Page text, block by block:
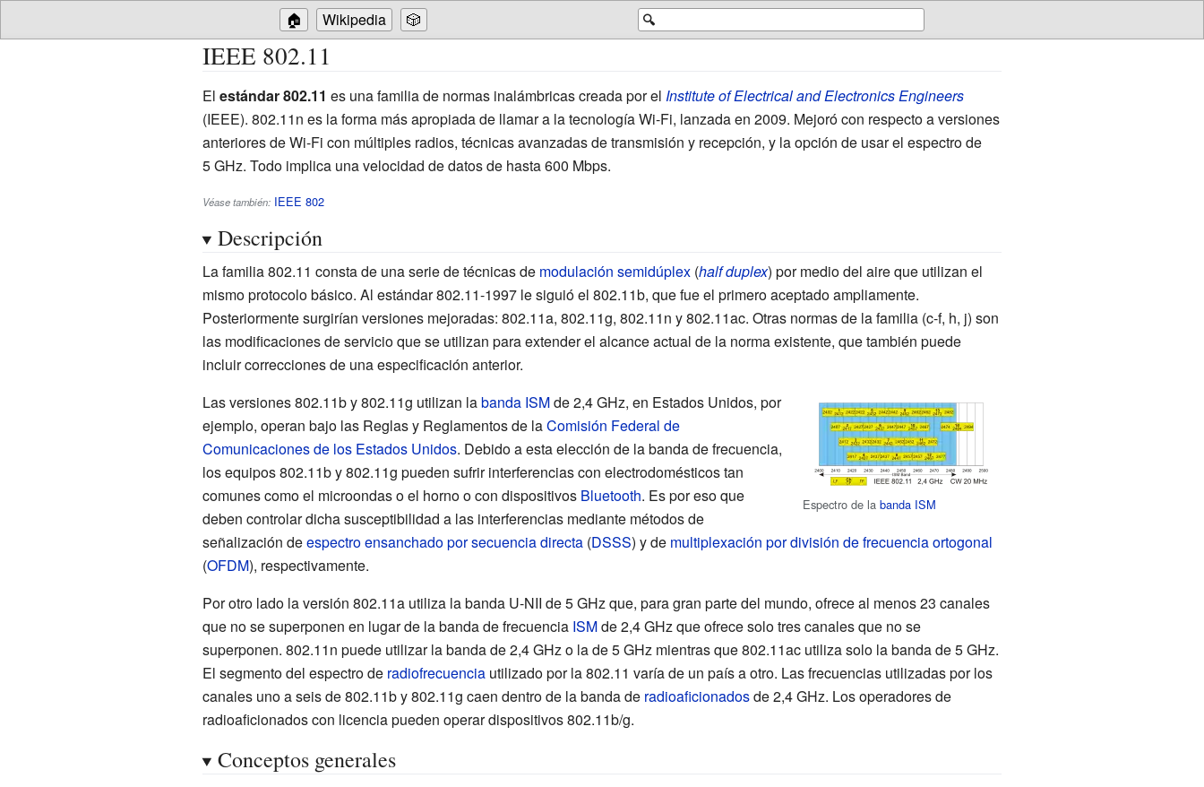
🔍
🏠 Wikipedia 🎲
IEEE 802.11
El estándar 802.11 es una familia de normas inalámbricas creada por el Institute of Electrical and Electronics Engineers
(IEEE). 802.11n es la forma más apropiada de llamar a la tecnología Wi-Fi, lanzada en 2009. Mejoró con respecto a versiones
anteriores de Wi-Fi con múltiples radios, técnicas avanzadas de transmisión y recepción, y la opción de usar el espectro de
5GHz. Todo implica una velocidad de datos de hasta 600 Mbps.
Véase también: IEEE 802
Descripción
La familia 802.11 consta de una serie de técnicas de modulación semidúplex(half duplex) por medio del aire que utilizan el
mismo protocolo básico. Al estándar 802.11-1997 le siguió el 802.11b, que fue el primero aceptado ampliamente.
Posteriormente surgirían versiones mejoradas: 802.11a, 802.11g, 802.11n y 802.11ac. Otras normas de la familia (c-f, h, j) son
las modificaciones de servicio que se utilizan para extender el alcance actual de la norma existente, que también puede
incluir correcciones de una especificación anterior.
Espectro de labanda ISM
Las versiones 802.11b y 802.11g utilizan labanda ISMde 2,4GHz, en Estados Unidos, por
ejemplo, operan bajo las Reglas y Reglamentos de laComisión Federal de
Comunicaciones de los Estados Unidos. Debido a esta elección de la banda de frecuencia,
los equipos 802.11b y 802.11g pueden sufrir interferencias con electrodomésticos tan
comunes como el microondas o el horno o con dispositivos Bluetooth. Es por eso que
deben controlar dicha susceptibilidad a las interferencias mediante métodos de
señalización deespectro ensanchado por secuencia directa(DSSS) y de multiplexación por división de frecuencia ortogonal
(OFDM), respectivamente.
Por otro lado la versión 802.11a utiliza la banda U-NII de 5GHz que, para gran parte del mundo, ofrece al menos 23 canales
que no se superponen en lugar de la banda de frecuencia ISMde 2,4GHz que ofrece solo tres canales que no se
superponen. 802.11n puede utilizar la banda de 2,4GHz o la de 5GHz mientras que 802.11ac utiliza solo la banda de 5GHz.
El segmento del espectro de radiofrecuenciautilizado por la 802.11 varía de un país a otro. Las frecuencias utilizadas por los
canales uno a seis de 802.11b y 802.11g caen dentro de la banda de radioaficionadosde 2,4GHz. Los operadores de
radioaficionados con licencia pueden operar dispositivos 802.11b/g.
Conceptos generales